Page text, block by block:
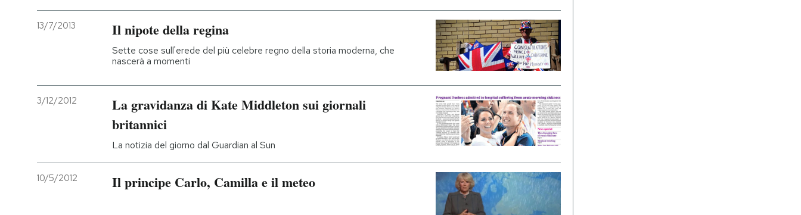
13/7/2013 Il nipote della regina
Sette cose sull'erede del più celebre regno della storia moderna, che
nascerà a momenti
3/12/2012
La gravidanza di Kate Middleton sui giornali
britannici
La notizia del giorno dal Guardian al Sun
10/5/2012 Il principe Carlo, Camilla e il meteo